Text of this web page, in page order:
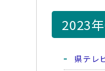
2023
県テレ